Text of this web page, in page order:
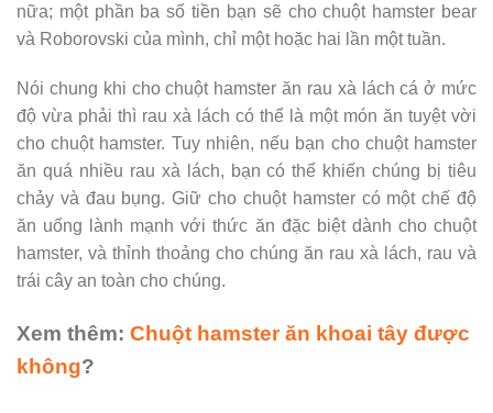
nữa; một phần ba số tiền bạn sẽ cho chuột hamster bear
và Roborovski của mình, chỉ một hoặc hai lần một tuần.
Nói chung khi cho chuột hamster ăn rau xà lách cá ở mức
độ vừa phải thì rau xà lách có thể là một món ăn tuyệt vời
cho chuột hamster. Tuy nhiên, nếu bạn cho chuột hamster
ăn quá nhiều rau xà lách, bạn có thể khiến chúng bị tiêu
chảy và đau bụng. Giữ cho chuột hamster có một chế độ
ăn uống lành mạnh với thức ăn đặc biệt dành cho chuột
hamster, và thỉnh thoảng cho chúng ăn rau xà lách, rau và
trái cây an toàn cho chúng.
Xem thêm: Chuột hamster ăn khoai tây được
không?